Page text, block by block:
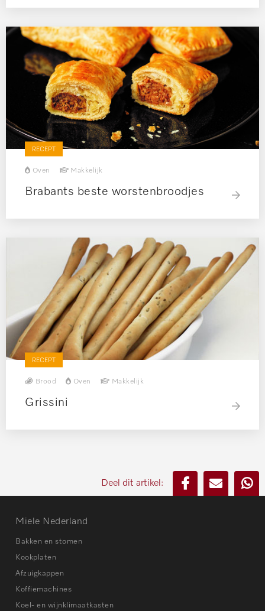
RECEPT
Oven Makkelijk
Brabants beste worstenbroodjes
RECEPT
Brood Oven Makkelijk
Grissini
Deel dit artikel:
Miele Nederland
Bakken en stomen
Kookplaten
Afzuigkappen
Koffiemachines
Koel- en wijnklimaatkasten